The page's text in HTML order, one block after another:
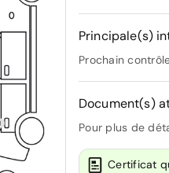
Principale(s)
Prochain
Document(s)
Pour plus de
Certificat